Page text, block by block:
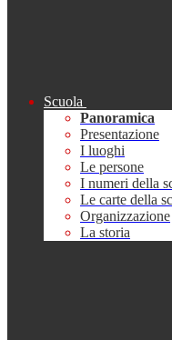
Scuola
Panoramica
Presentazione
I luoghi
Le persone
I numeri della
Le carte della
Organizzazione
La storia